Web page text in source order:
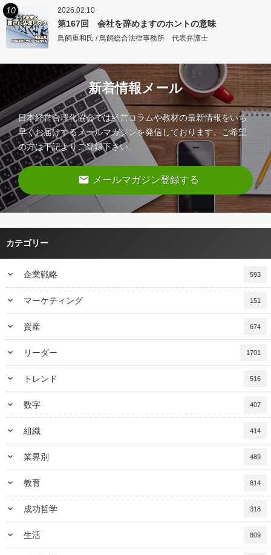
10 2026.02.10
第167回 会社を辞めますのホントの意味
鳥飼重和氏 / 鳥飼総合法律事務所 代表弁護士
新着情報メール
日本経営合理化協会では経営コラムや教材の最新情報をいち
早くお届けするメールマガジンを発信しております。ご希望
の方は下記よりご登録下さい。
email メールマガジン登録する
カテゴリー
keyboard_arrow_down 企業戦略 593
keyboard_arrow_down マーケティング 151
keyboard_arrow_down 資産 674
keyboard_arrow_down リーダー 1701
keyboard_arrow_down トレンド 516
keyboard_arrow_down 数字 407
keyboard_arrow_down 組織 414
keyboard_arrow_down 業界別 489
keyboard_arrow_down 教育 814
keyboard_arrow_down 成功哲学 318
keyboard_arrow_down 生活 809